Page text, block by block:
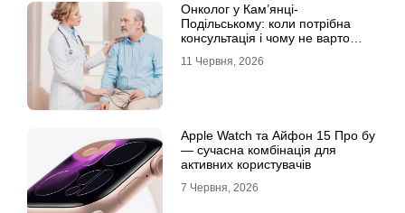
Онколог у Кам’янці-
Подільському: коли потрібна
консультація і чому не варто
11 Червня, 2026
Apple Watch та Айфон 15 Про бу
— сучасна комбінація для
активних користувачів
7 Червня, 2026